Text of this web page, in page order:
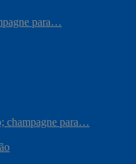
para…
champagne para…